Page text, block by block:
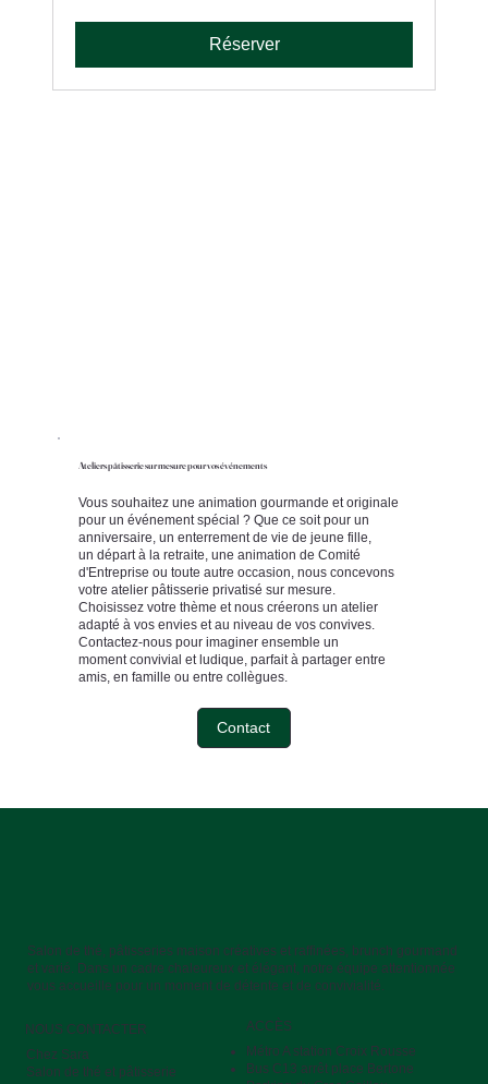
Ateliers pâtisserie sur mesure pour vos événements
Vous souhaitez une animation gourmande et originale
pour un événement spécial ? Que ce soit pour un
anniversaire, un enterrement de vie de jeune fille,
un départ à la retraite, une animation de Comité
d'Entreprise ou toute autre occasion, nous concevons
votre atelier pâtisserie privatisé sur mesure.
Choisissez votre thème et nous créerons un atelier
adapté à vos envies et au niveau de vos convives.
Contactez-nous pour imaginer ensemble un
moment convivial et ludique, parfait à partager entre
amis, en famille ou entre collègues.
Contact
Réserver
Salon de thé, pâtisseries maison créatives et raffinées, brunch gourmand
et varié. Dans un cadre chaleureux et élégant, notre équipe attentionnée
vous accueille pour un moment de détente et de convivialité.
NOUS CONTACTER
Chez Sara
Salon de thé et pâtisserie
ACCÈS
Métro A station Croix Rousse
Bus C13 arrêt place Bertone